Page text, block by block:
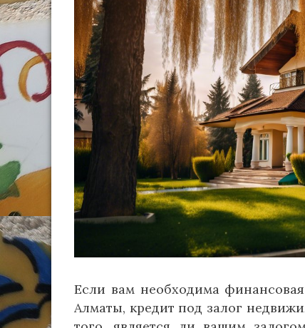
Если вам необходима
Алматы, кредит под залог